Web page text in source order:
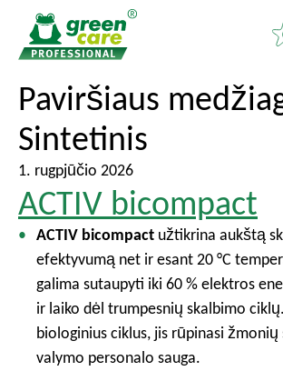
I
e
š
k
t
i
Paviršiaus
Sintetinis
1. rugpjūčio 2026
ACTIV bicompact
ACTIV bicompact užtikrina aukštą
efektyvumą net ir esant 20 °C
galima sutaupyti iki 60 % elektros
ir laiko dėl trumpesnių skalbimo
biologinius ciklus, jis rūpinasi
valymo personalo sauga.